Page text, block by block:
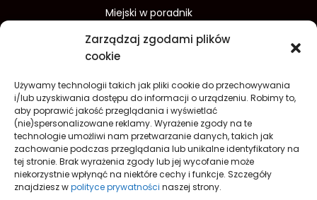
Zarządzaj zgodami plików
cookie
Używamy technologii takich jak pliki cookie do przechowywania
i/lub uzyskiwania dostępu do informacji o urządzeniu. Robimy to,
aby poprawić jakość przeglądania i wyświetlać
(nie)spersonalizowane reklamy. Wyrażenie zgody na te
technologie umożliwi nam przetwarzanie danych, takich jak
zachowanie podczas przeglądania lub unikalne identyfikatory na
tej stronie. Brak wyrażenia zgody lub jej wycofanie może
niekorzystnie wpłynąć na niektóre cechy i funkcje. Szczegóły
znajdziesz wpolityce prywatności naszej strony.
Miejski w poradnik
Wydarzenia w Koszalinie
Sport w Koszalinie
Finanse i inwestycje
Dom i ogród
Turystyka
Lifestyle
O nas
Redakcja
Reklama
Kontakt
Prywatność
Polityka prywatności Cookies (EU)